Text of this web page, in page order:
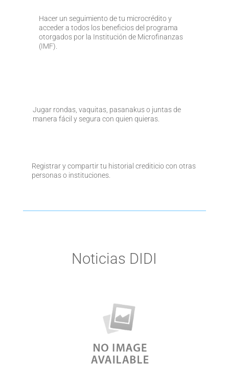
Hacer un seguimiento de tu microcrédito y
acceder a todos los beneficios del programa
otorgados por la Institución de Microfinanzas
(IMF).
Jugar rondas, vaquitas, pasanakus o juntas de
manera fácil y segura con quien quieras.
Registrar y compartir tu historial crediticio con otras
personas o instituciones.
Noticias DIDI